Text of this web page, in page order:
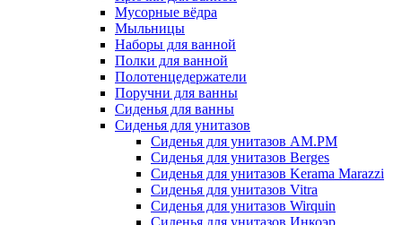
Мусорные вёдра
Мыльницы
Наборы для ванной
Полки для ванной
Полотенцедержатели
Поручни для ванны
Сиденья для ванны
Сиденья для унитазов
Сиденья для унитазов AM.PM
Сиденья для унитазов Berges
Сиденья для унитазов Kerama Marazzi
Сиденья для унитазов Vitra
Сиденья для унитазов Wirquin